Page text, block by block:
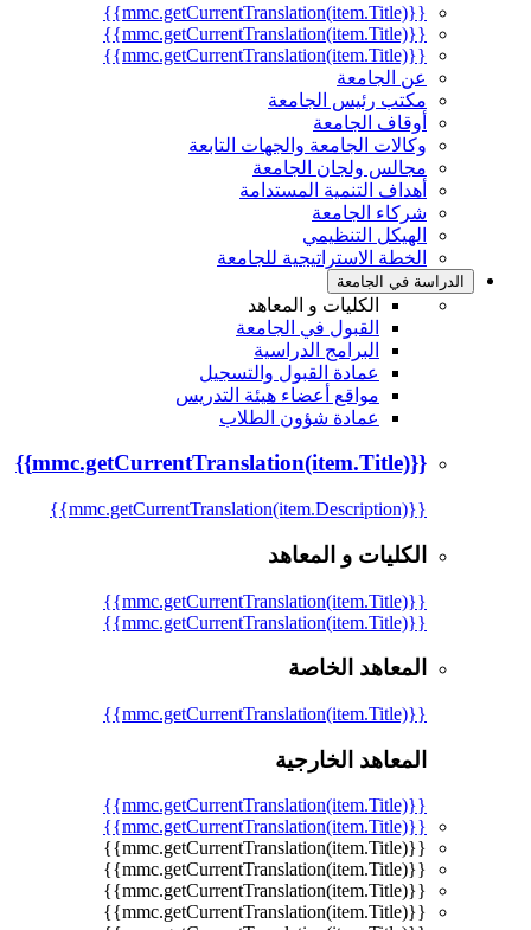
{{mmc.getCurrentTranslation(item.Title)}}
{{mmc.getCurrentTranslation(item.Title)}}
{{mmc.getCurrentTranslation(item.Title)}}
عن الجامعة
مكتب رئيس الجامعة
أوقاف الجامعة
وكالات الجامعة والجهات التابعة
مجالس ولجان الجامعة
أهداف التنمية المستدامة
شركاء الجامعة
الهيكل التنظيمي
الخطة الاستراتيجية للجامعة
الدراسة في الجامعة
الكليات و المعاهد
القبول في الجامعة
البرامج الدراسية
عمادة القبول والتسجيل
مواقع أعضاء هيئة التدريس
عمادة شؤون الطلاب
{{mmc.getCurrentTranslation(item.Title)}}
{{mmc.getCurrentTranslation(item.Description)}}
الكليات و المعاهد
{{mmc.getCurrentTranslation(item.Title)}}
{{mmc.getCurrentTranslation(item.Title)}}
المعاهد الخاصة
{{mmc.getCurrentTranslation(item.Title)}}
المعاهد الخارجية
{{mmc.getCurrentTranslation(item.Title)}}
{{mmc.getCurrentTranslation(item.Title)}}
{{mmc.getCurrentTranslation(item.Title)}}
{{mmc.getCurrentTranslation(item.Title)}}
{{mmc.getCurrentTranslation(item.Title)}}
{{mmc.getCurrentTranslation(item.Title)}}